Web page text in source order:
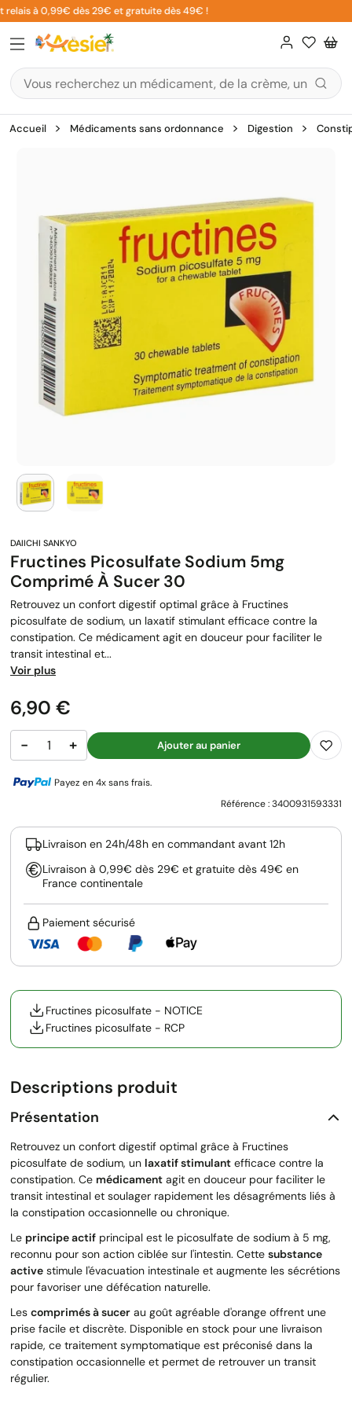
Aller
au
contenu
à 0,99€ dès 29€ et gratuite dès 49€ !
Accueil Médicaments sans ordonnance Digestion
Fructines Picosulfate Sodium 5mg
Comprimé À Sucer 30
Retrouvez un confort digestif optimal grâce à Fructines
picosulfate de sodium, un laxatif stimulant efficace contre la
constipation. Ce médicament agit en douceur pour faciliter le
transit intestinal et...
Voir plus
Prix
6,90 €
− + Ajouter au panier
Payez en 4x sans frais.
Référence :3400931593331
Livraison en 24h/48h en commandant avant 12h
Livraison à 0,99€ dès 29€ et gratuite dès 49€ en
France continentale
Paiement sécurisé
Fructines picosulfate - NOTICE
Fructines picosulfate - RCP
Descriptions produit
Présentation
Retrouvez un confort digestif optimal grâce à Fructines
picosulfate de sodium, un laxatif stimulant efficace contre la
constipation. Ce médicament agit en douceur pour faciliter le
transit intestinal et soulager rapidement les désagréments liés à
la constipation occasionnelle ou chronique.
Le principe actif principal est le picosulfate de sodium à 5 mg,
reconnu pour son action ciblée sur l'intestin. Cette substance
active stimule l'évacuation intestinale et augmente les sécrétions
pour favoriser une défécation naturelle.
Les comprimés à sucer au goût agréable d'orange offrent une
prise facile et discrète. Disponible en stock pour une livraison
rapide, ce traitement symptomatique est préconisé dans la
constipation occasionnelle et permet de retrouver un transit
régulier.